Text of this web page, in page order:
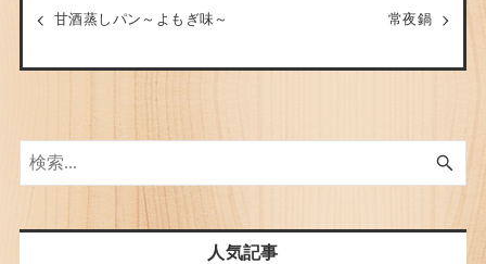
甘酒蒸しパン～よもぎ味～ 常夜鍋
人気記事